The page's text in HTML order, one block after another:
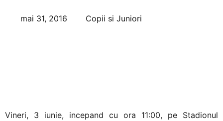
mai 31, 2016 Copii si Juniori
Vineri, 3 iunie, incepand cu ora 11:00, pe Stadionul